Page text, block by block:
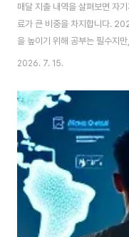
매달 지출 내역을 살펴보면 자
료가 큰 비중을 차지합니다.
을 높이기 위해 공부는 필수지
서울에 거주하는 19세 이상 성
보력만 있다면 남들은 생돈을
스펙업할 수 있습니다. 이 글에
을 0원으로 만드는 사용 전략
수 있을까? (연령·거주지·소득
체크해 ..
2026. 7. 15.